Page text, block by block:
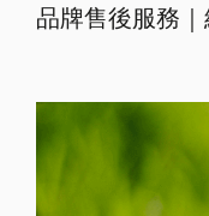
品牌售後服務